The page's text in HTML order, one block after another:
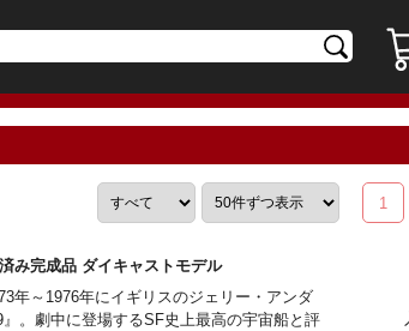
1
済み完成品 ダイキャストモデル
年～1976年にイギリスのジェリー・アンダ
。劇中に登場するSF史上最高の宇宙船と評